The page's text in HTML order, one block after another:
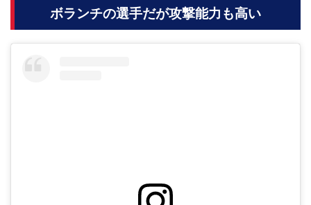
ボランチの選手だが攻撃能力も高い